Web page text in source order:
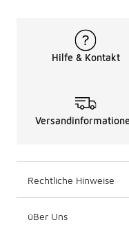
Hilfe & Kontakt
Rechtliche Hinweise
üBer Uns